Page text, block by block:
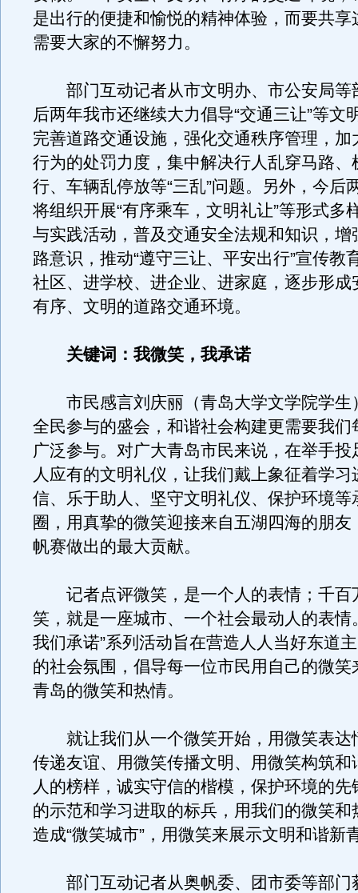
是出行的便捷和愉悦的精神体验，而要共享
需要大家的不懈努力。
部门互动记者从市文明办、市公安局等
后两年我市还继续大力倡导“交通三让”等文
完善道路交通设施，强化交通秩序管理，加
行为的处罚力度，集中解决行人乱穿马路、
行、车辆乱停放等“三乱”问题。另外，今后
将组织开展“有序乘车，文明礼让”等形式多
与实践活动，普及交通安全法规和知识，增
路意识，推动“遵守三让、平安出行”宣传教
社区、进学校、进企业、进家庭，逐步形成
有序、文明的道路交通环境。
关键词：我微笑，我承诺
市民感言刘庆丽（青岛大学文学院学生
全民参与的盛会，和谐社会构建更需要我们
广泛参与。对广大青岛市民来说，在举手投
人应有的文明礼仪，让我们戴上象征着学习
信、乐于助人、坚守文明礼仪、保护环境等
圈，用真挚的微笑迎接来自五湖四海的朋友
帆赛做出的最大贡献。
记者点评微笑，是一个人的表情；千百
笑，就是一座城市、一个社会最动人的表情
我们承诺”系列活动旨在营造人人当好东道
的社会氛围，倡导每一位市民用自己的微笑
青岛的微笑和热情。
就让我们从一个微笑开始，用微笑表达
传递友谊、用微笑传播文明、用微笑构筑和
人的榜样，诚实守信的楷模，保护环境的先
的示范和学习进取的标兵，用我们的微笑和
造成“微笑城市”，用微笑来展示文明和谐新
部门互动记者从奥帆委、团市委等部门